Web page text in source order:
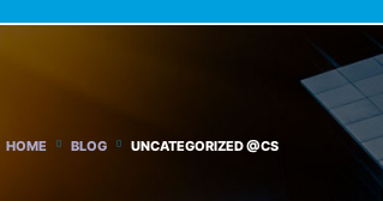
HOME BLOG UNCATEGORIZED @CS